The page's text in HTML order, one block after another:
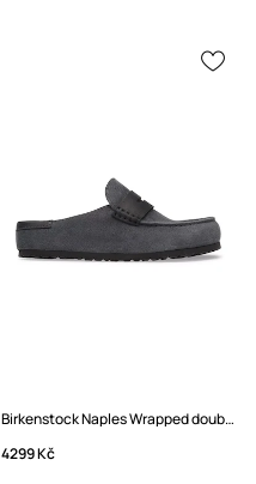
Birkenstock Naples Wrapped double stitch Mixed Leather pantofle nazouváky semišové
4299 Kč